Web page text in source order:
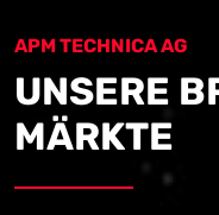
APM TECHNICA AG
UNSERE
MÄRKTE